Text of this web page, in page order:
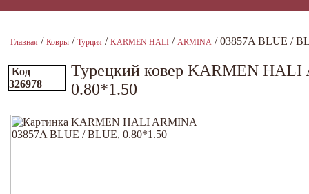
Главная / Ковры / Турция / KARMEN HALI / ARMINA / 03857A BLUE /
Код
326978
Турецкий ковер KARMEN
0.80*1.50